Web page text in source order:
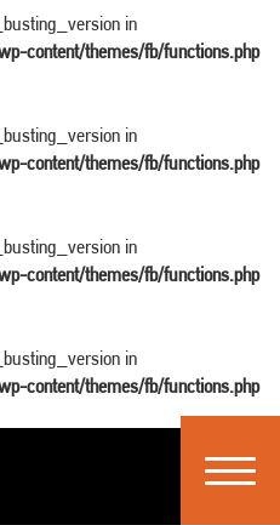
in
content/themes/fb/functions.php
in
content/themes/fb/functions.php
in
content/themes/fb/functions.php
in
content/themes/fb/functions.php
Toggle